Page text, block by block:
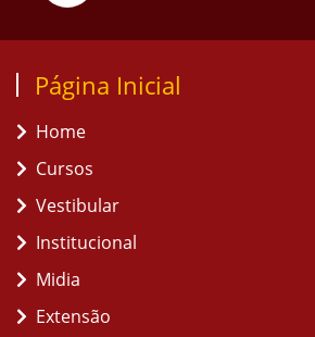
Página Inicial
Home
Cursos
Vestibular
Institucional
Midia
Extensão